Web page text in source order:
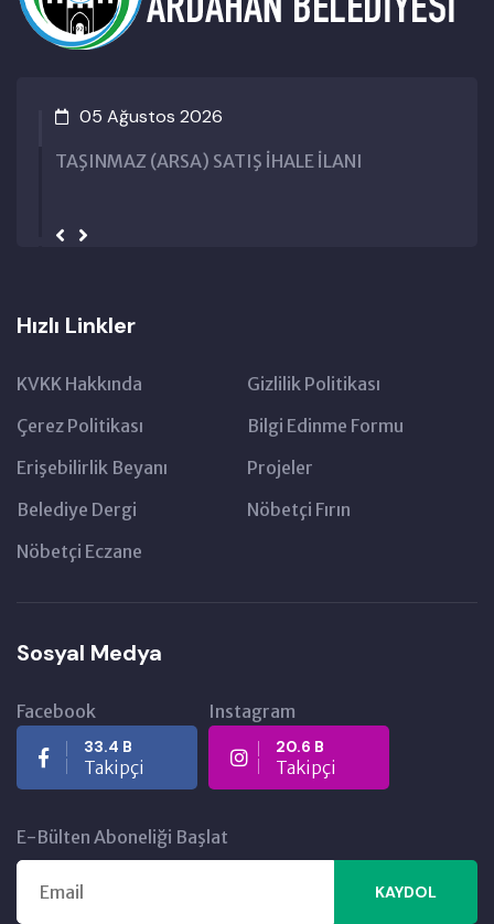
05 Ağustos 2026
TAŞINMAZ (ARSA) SATIŞ İHALE İLANI
Hızlı Linkler
KVKK Hakkında
Gizlilik Politikası
Çerez Politikası
Bilgi Edinme Formu
Erişebilirlik Beyanı
Projeler
Belediye Dergi
Nöbetçi Fırın
Nöbetçi Eczane
Sosyal Medya
Facebook
33.4 B
Takipçi
Instagram
20.6 B
Takipçi
E-Bülten Aboneliği Başlat
KAYDOL